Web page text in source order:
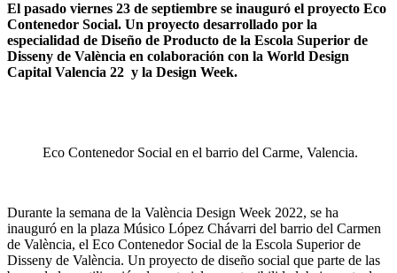
El pasado viernes 23 de septiembre se inauguró el proyecto Eco
Contenedor Social. Un proyecto desarrollado por la
especialidad de Diseño de Producto de la Escola Superior de
Disseny de València en colaboración con la World Design
Capital Valencia 22 y la Design Week.
Eco Contenedor Social en el barrio del Carme, Valencia.
Durante la semana de la València Design Week 2022, se ha
inauguró en la plaza Músico López Chávarri del barrio del Carmen
de València, el Eco Contenedor Social de la Escola Superior de
Disseny de València. Un proyecto de diseño social que parte de las